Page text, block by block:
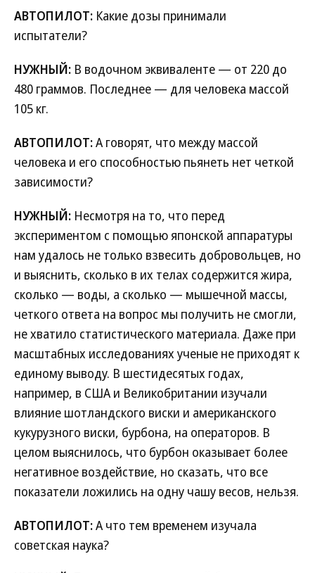
АВТОПИЛОТ: Какие дозы принимали
испытатели?
НУЖНЫЙ: В водочном эквиваленте — от 220 до
480 граммов. Последнее — для человека массой
105 кг.
АВТОПИЛОТ:А говорят, что между массой
человека и его способностью пьянеть нет четкой
зависимости?
НУЖНЫЙ: Несмотря на то, что перед
экспериментом с помощью японской аппаратуры
нам удалось не только взвесить добровольцев, но
и выяснить, сколько в их телах содержится жира,
сколько — воды, а сколько — мышечной массы,
четкого ответа на вопрос мы получить не смогли,
не хватило статистического материала. Даже при
масштабных исследованиях ученые не приходят к
единому выводу. В шестидесятых годах,
например, в США и Великобритании изучали
влияние шотландского виски и американского
кукурузного виски, бурбона, на операторов. В
целом выяснилось, что бурбон оказывает более
негативное воздействие, но сказать, что все
показатели ложились на одну чашу весов, нельзя.
АВТОПИЛОТ:А что тем временем изучала
советская наука?